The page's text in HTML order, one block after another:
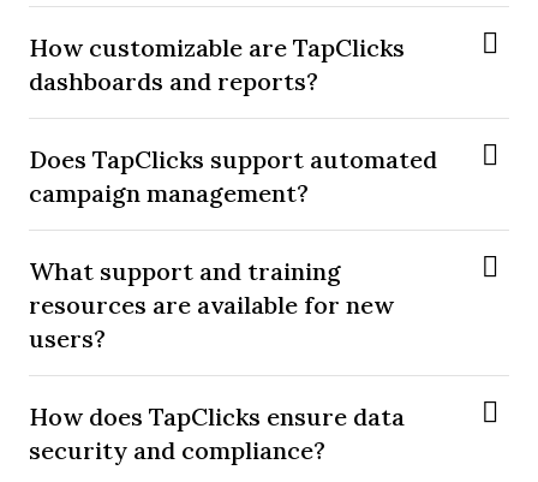
How customizable are TapClicks
dashboards and reports?
Does TapClicks support automated
campaign management?
What support and training
resources are available for new
users?
How does TapClicks ensure data
security and compliance?